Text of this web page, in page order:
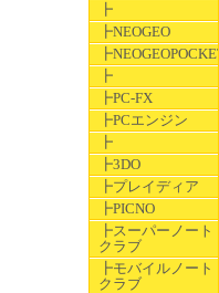
┣
┣NEOGEO
┣NEOGEOPOCKET
┣
┣PC-FX
┣PCエンジン
┣
┣3DO
┣プレイディア
┣PICNO
┣スーパーノート
クラブ
┣モバイルノート
クラブ